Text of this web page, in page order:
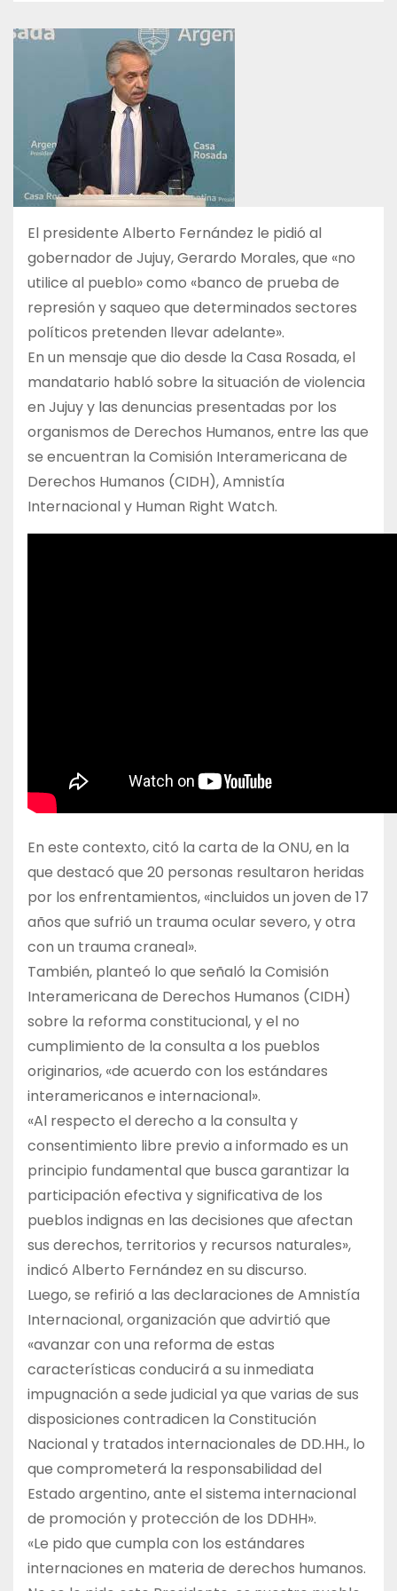
El presidente Alberto Fernández le pidió al
gobernador de Jujuy, Gerardo Morales, que «no
utilice al pueblo» como «banco de prueba de
represión y saqueo que determinados sectores
políticos pretenden llevar adelante».
En un mensaje que dio desde la Casa Rosada, el
mandatario habló sobre la situación de violencia
en Jujuy y las denuncias presentadas por los
organismos de Derechos Humanos, entre las que
se encuentran la Comisión Interamericana de
Derechos Humanos (CIDH), Amnistía
Internacional y Human Right Watch.
En este contexto, citó la carta de la ONU, en la
que destacó que 20 personas resultaron heridas
por los enfrentamientos, «incluidos un joven de 17
años que sufrió un trauma ocular severo, y otra
con un trauma craneal».
También, planteó lo que señaló la Comisión
Interamericana de Derechos Humanos (CIDH)
sobre la reforma constitucional, y el no
cumplimiento de la consulta a los pueblos
originarios, «de acuerdo con los estándares
interamericanos e internacional».
«Al respecto el derecho a la consulta y
consentimiento libre previo a informado es un
principio fundamental que busca garantizar la
participación efectiva y significativa de los
pueblos indignas en las decisiones que afectan
sus derechos, territorios y recursos naturales»,
indicó Alberto Fernández en su discurso.
Luego, se refirió a las declaraciones de Amnistía
Internacional, organización que advirtió que
«avanzar con una reforma de estas
características conducirá a su inmediata
impugnación a sede judicial ya que varias de sus
disposiciones contradicen la Constitución
Nacional y tratados internacionales de DD.HH., lo
que comprometerá la responsabilidad del
Estado argentino, ante el sistema internacional
de promoción y protección de los DDHH».
«Le pido que cumpla con los estándares
internaciones en materia de derechos humanos.